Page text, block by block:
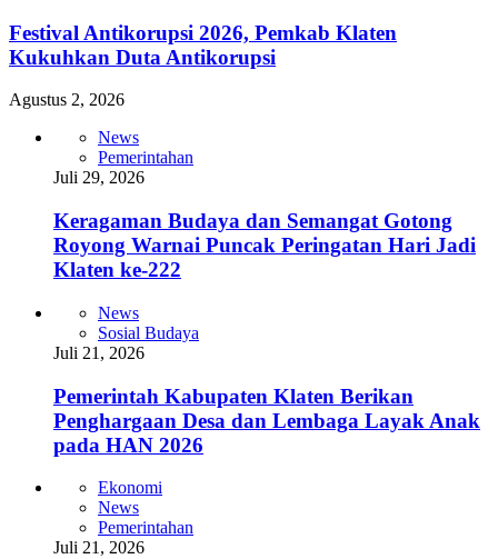
Festival Antikorupsi 2026, Pemkab Klaten
Kukuhkan Duta Antikorupsi
Agustus 2, 2026
News
Pemerintahan
Juli 29, 2026
Keragaman Budaya dan Semangat Gotong
Royong Warnai Puncak Peringatan Hari Jadi
Klaten ke-222
News
Sosial Budaya
Juli 21, 2026
Pemerintah Kabupaten Klaten Berikan
Penghargaan Desa dan Lembaga Layak Anak
pada HAN 2026
Ekonomi
News
Pemerintahan
Juli 21, 2026